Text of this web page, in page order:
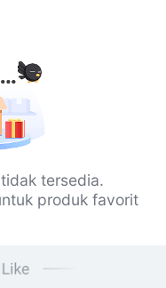
tersedia.
produk favorit